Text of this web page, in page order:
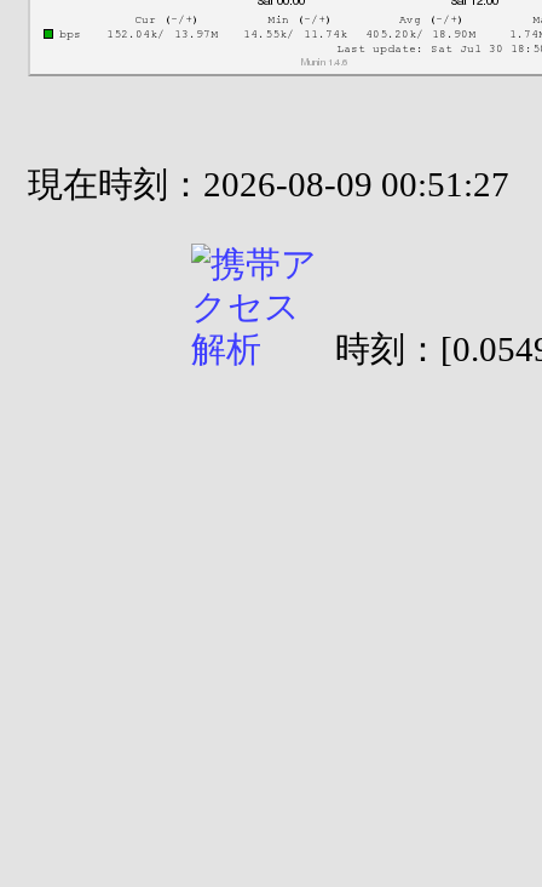
現在時刻：2026-08-09 00:51:27
時刻：